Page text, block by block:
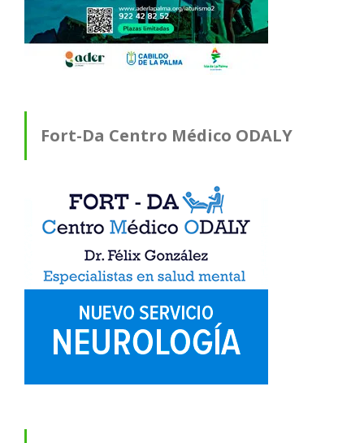
Fort-Da Centro Médico ODALY